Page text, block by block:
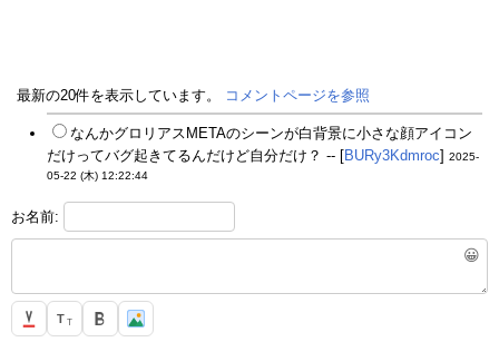
最新の20件を表示しています。 コメントページを参照
なんかグロリアスMETAのシーンが白背景に小さな顔アイコン
だけってバグ起きてるんだけど自分だけ？ -- [BURy3Kdmroc] 2025-
05-22 (木) 12:22:44
お名前:
😀
T T